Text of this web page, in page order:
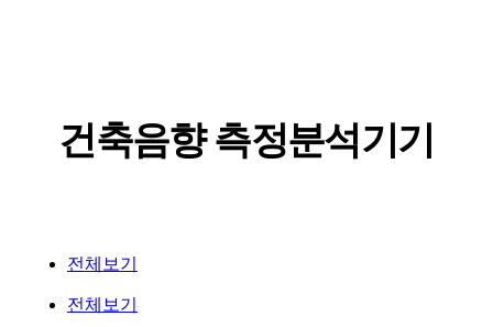
건축음향 측정분석기기
전체보기
전체보기